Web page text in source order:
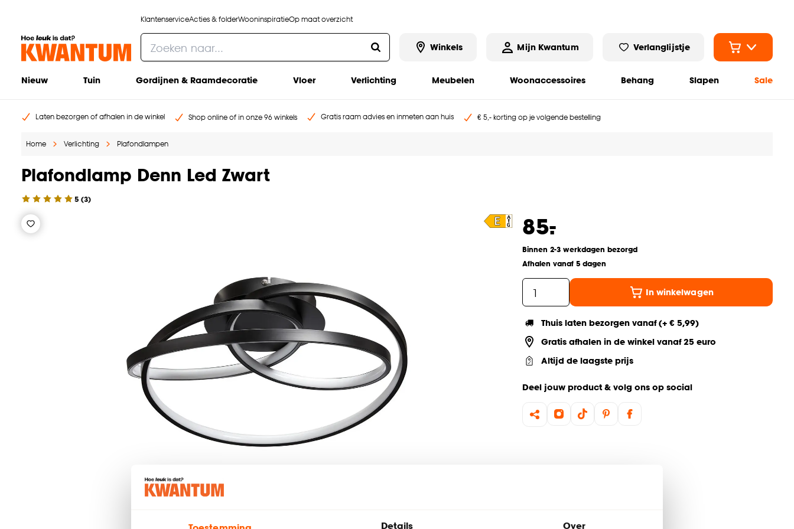
Details Over
KlantenserviceActies & folderWooninspiratieOp maat overzicht
Winkels Mijn Kwantum Verlanglijstje
Nieuw Tuin Gordijnen & Raamdecoratie Vloer Verlichting Meubelen Woonaccessoires Behang Slapen Sale
Laten bezorgen of afhalen in de winkel Shop online of in onze 96 winkels Gratis raam advies en inmeten aan huis € 5,- korting op je volgende bestelling
Home Verlichting Plafondlampen
Plafondlamp Denn Led Zwart
5 (3)
85.
-
Binnen 2-3 werkdagen bezorgd
Afhalen vanaf 5 dagen
In winkelwagen
Thuis laten bezorgen vanaf (+ € 5,99)
Gratis afhalen in de winkel vanaf 25 euro
Altijd de laagste prijs
Deel jouw product & volg ons op social